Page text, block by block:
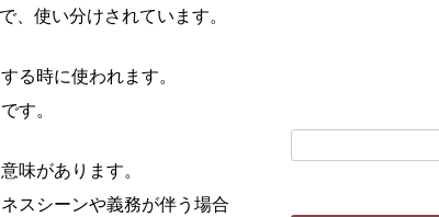
、使い分けされています。
る時に使われます。
す。
味があります。
スシーンや義務が伴う場合